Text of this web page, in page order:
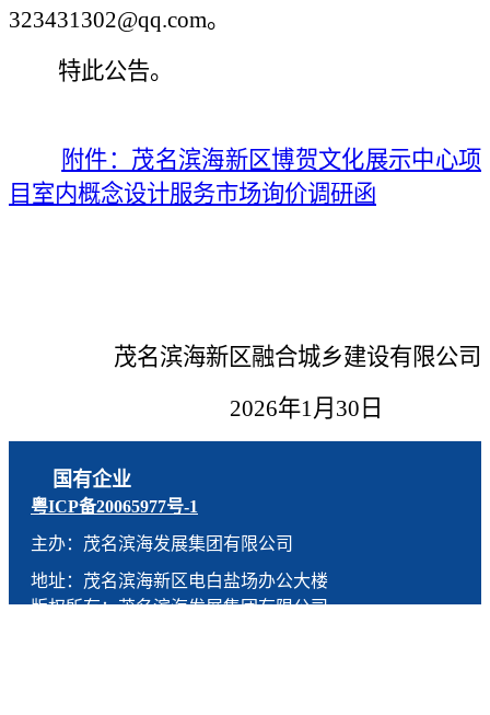
323431302@qq.com。
特此公告。
附件：茂名滨海新区博贺文化展示中心项
目室内概念设计服务市场询价调研函
茂名滨海新区融合城乡建设有限公司
2026年1月 30 日
国有企业
粤ICP备20065977号-1
主办：茂名滨海发展集团有限公司
地址：茂名滨海新区电白盐场办公大楼
版权所有：茂名滨海发展集团有限公司